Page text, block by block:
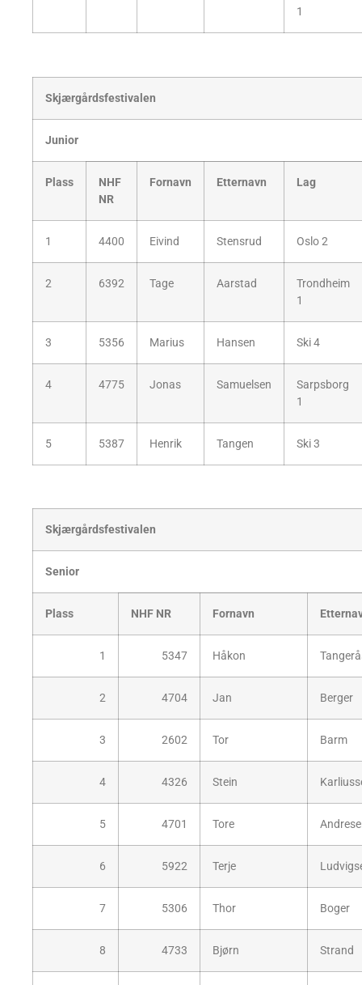
1
Skjærgårdsfestivalen
Junior
Plass
NHF
NR
Fornavn Etternavn Lag
1 4400 Eivind Stensrud Oslo 2
2 6392 Tage Aarstad
Trondheim
1
3 5356 Marius Hansen Ski 4
4 4775 Jonas Samuelsen
Sarpsborg
1
5 5387 Henrik Tangen Ski 3
Skjærgårdsfestivalen
Senior
Plass NHF NR Fornavn
1 5347 Håkon
2 4704 Jan Berger
3 2602 Tor Barm
4 4326 Stein
5 4701 Tore
6 5922 Terje
7 5306 Thor Boger
8 4733 Bjørn Strand